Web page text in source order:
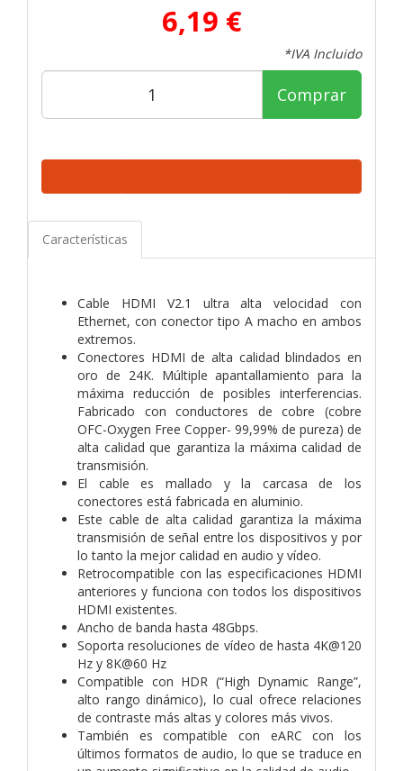
6,19 €
*IVA Incluido
Comprar
Características
Cable HDMI V2.1 ultra alta velocidad con
Ethernet, con conector tipo A macho en ambos
extremos.
Conectores HDMI de alta calidad blindados en
oro de 24K. Múltiple apantallamiento para la
máxima reducción de posibles interferencias.
Fabricado con conductores de cobre (cobre
OFC-Oxygen Free Copper- 99,99% de pureza) de
alta calidad que garantiza la máxima calidad de
transmisión.
El cable es mallado y la carcasa de los
conectores está fabricada en aluminio.
Este cable de alta calidad garantiza la máxima
transmisión de señal entre los dispositivos y por
lo tanto la mejor calidad en audio y vídeo.
Retrocompatible con las especificaciones HDMI
anteriores y funciona con todos los dispositivos
HDMI existentes.
Ancho de banda hasta 48Gbps.
Soporta resoluciones de vídeo de hasta 4K@120
Hz y 8K@60 Hz
Compatible con HDR (“High Dynamic Range”,
alto rango dinámico), lo cual ofrece relaciones
de contraste más altas y colores más vivos.
También es compatible con eARC con los
últimos formatos de audio, lo que se traduce en